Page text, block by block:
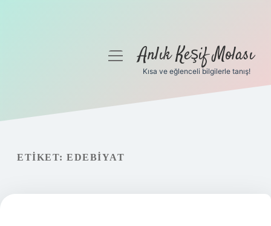
Gizlilik Politikası
menüyüAnlık Keşif Molası
Kısa ve eğlenceli bilgilerle tanış!
ETIKET: EDEBIYAT